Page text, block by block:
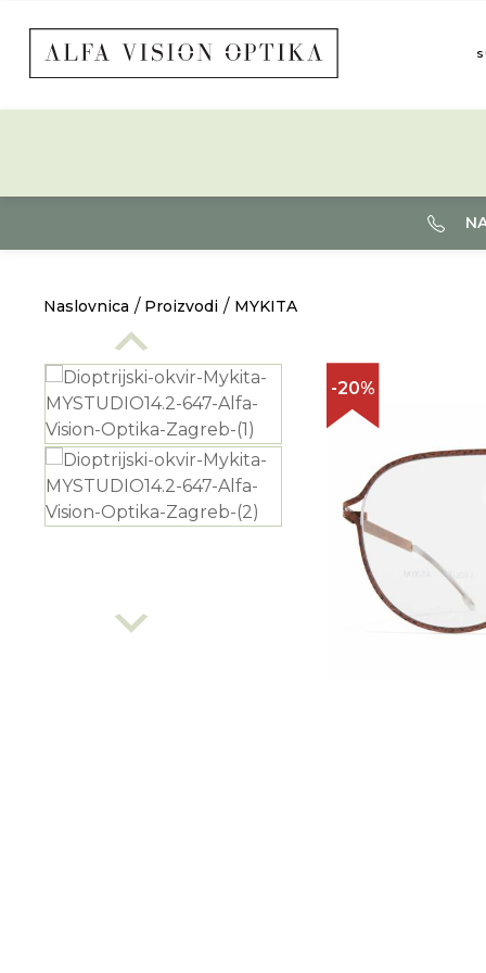
Naslovnica Proizvodi MYKITA
-20%